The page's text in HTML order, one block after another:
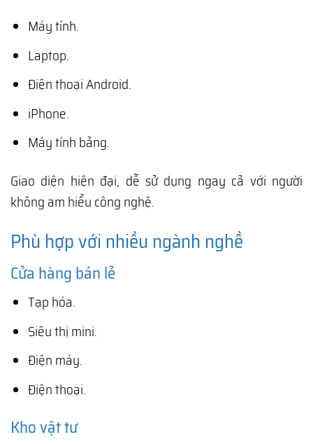
Máy tính.
Laptop.
Điện thoại Android.
iPhone.
Máy tính bảng.
Giao diện hiện đại, dễ sử dụng ngay cả với người
không am hiểu công nghệ.
Phù hợp với nhiều ngành nghề
Cửa hàng bán lẻ
Tạp hóa.
Siêu thị mini.
Điện máy.
Điện thoại.
Kho vật tư